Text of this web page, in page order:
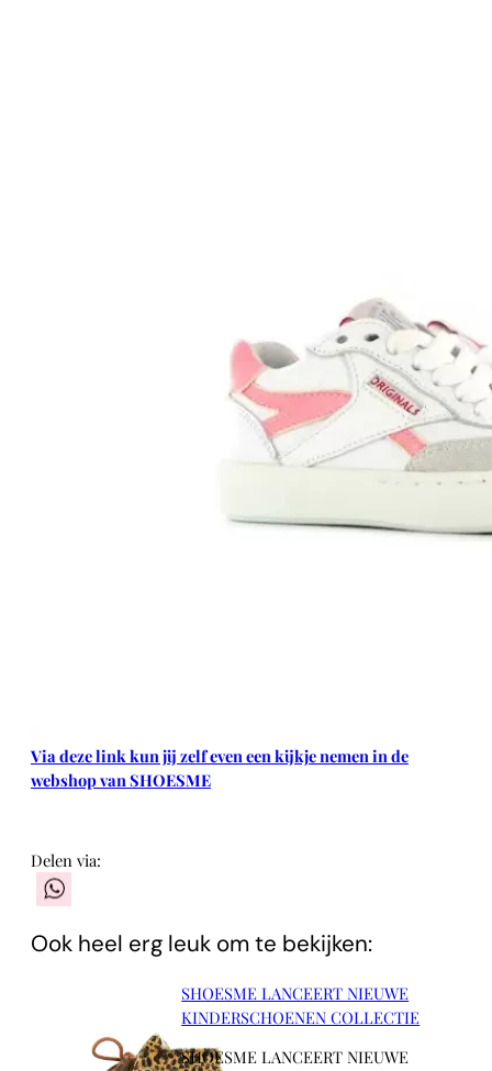
Via deze link kun jij zelf even een kijkje nemen in de
webshop van SHOESME
Delen via:
Ook heel erg leuk om te bekijken:
SHOESME LANCEERT NIEUWE
KINDERSCHOENEN COLLECTIE
SHOESME LANCEERT NIEUWE